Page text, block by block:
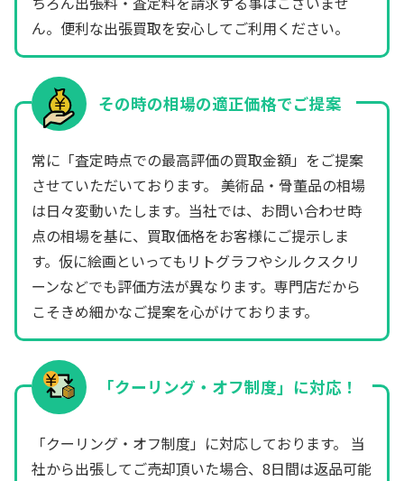
ん。便利な出張買取を安心してご利用ください。
その時の相場の適正価格でご提案
常に「査定時点での最高評価の買取金額」をご提案
させていただいております。 美術品・骨董品の相場
は日々変動いたします。当社では、お問い合わせ時
点の相場を基に、買取価格をお客様にご提示しま
す。仮に絵画といってもリトグラフやシルクスクリ
ーンなどでも評価方法が異なります。専門店だから
こそきめ細かなご提案を心がけております。
「クーリング・オフ制度」に対応！
「クーリング・オフ制度」に対応しております。 当
社から出張してご売却頂いた場合、8日間は返品可能